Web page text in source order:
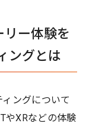
リー体験を
ングとは
ングについて
やXRなどの体験